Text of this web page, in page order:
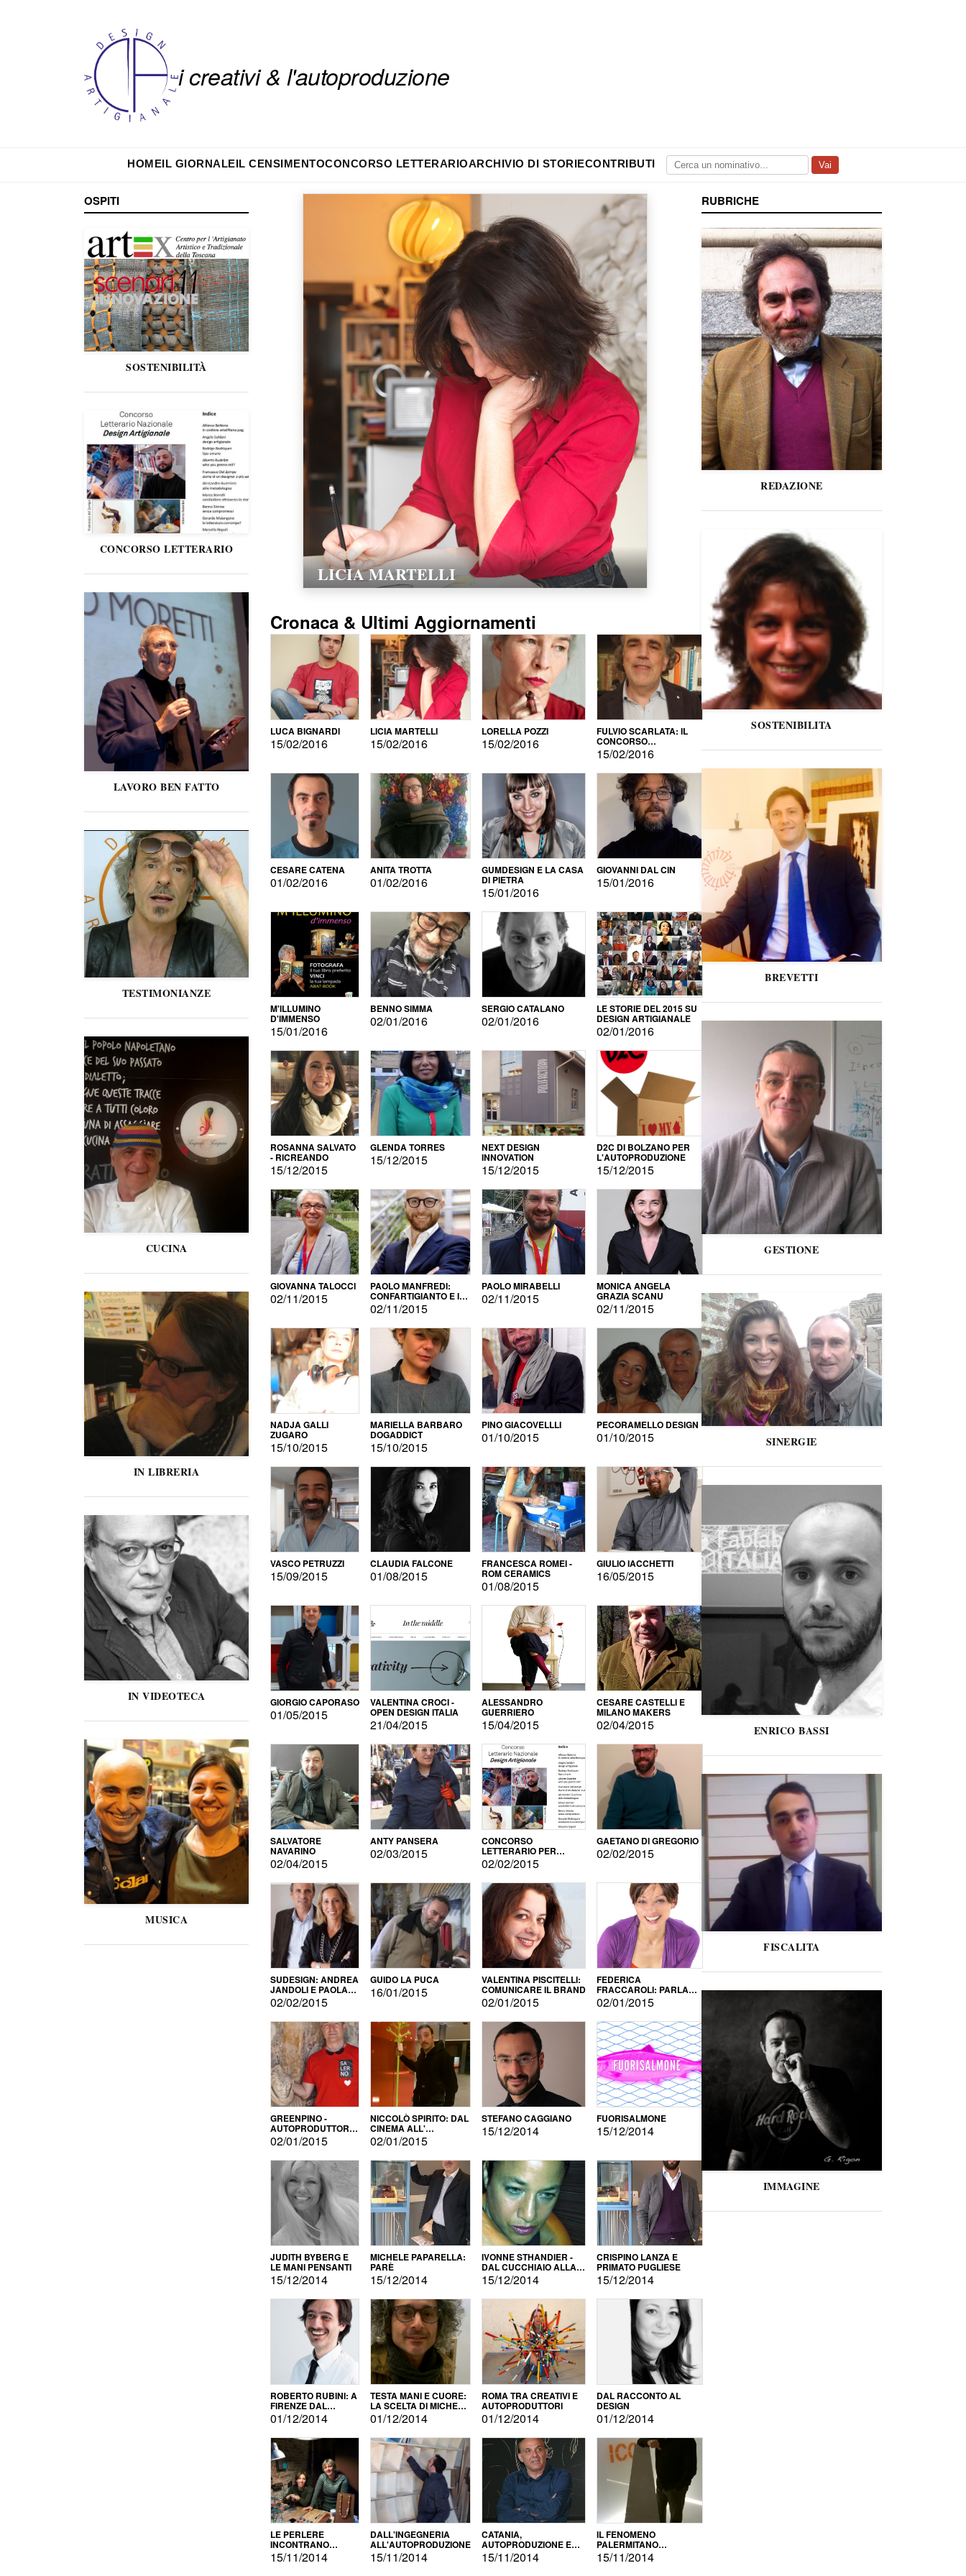
i creativi & l'autoproduzione
HOMEIL GIORNALEIL CENSIMENTOCONCORSO LETTERARIOARCHIVIO DI STORIECONTRIBUTI Vai
OSPITI
SOSTENIBILITÀ
CONCORSO LETTERARIO
LAVORO BEN FATTO
TESTIMONIANZE
CUCINA
IN LIBRERIA
IN VIDEOTECA
MUSICA
LORELLA POZZI
Cronaca & Ultimi Aggiornamenti
LUCA BIGNARDI
15/02/2016
LICIA MARTELLI
15/02/2016
LORELLA POZZI
15/02/2016
FULVIO SCARLATA: IL
CONCORSO
LETTERARIO
15/02/2016
CESARE CATENA
01/02/2016
ANITA TROTTA
01/02/2016
GUMDESIGN E LA CASA
DI PIETRA
15/01/2016
GIOVANNI DAL CIN
15/01/2016
M'ILLUMINO
D'IMMENSO
15/01/2016
BENNO SIMMA
02/01/2016
SERGIO CATALANO
02/01/2016
LE STORIE DEL 2015 SU
DESIGN ARTIGIANALE
02/01/2016
ROSANNA SALVATO
- RICREANDO
15/12/2015
GLENDA TORRES
15/12/2015
NEXT DESIGN
INNOVATION
15/12/2015
D2C DI BOLZANO PER
L'AUTOPRODUZIONE
15/12/2015
GIOVANNA TALOCCI
02/11/2015
PAOLO MANFREDI:
CONFARTIGIANTO E IL
SONDAGGIO
02/11/2015
PAOLO MIRABELLI
02/11/2015
MONICA ANGELA
GRAZIA SCANU
02/11/2015
NADJA GALLI
ZUGARO
15/10/2015
MARIELLA BARBARO
DOGADDICT
15/10/2015
PINO GIACOVELLLI
01/10/2015
PECORAMELLO DESIGN
01/10/2015
VASCO PETRUZZI
15/09/2015
CLAUDIA FALCONE
01/08/2015
FRANCESCA ROMEI -
ROM CERAMICS
01/08/2015
GIULIO IACCHETTI
16/05/2015
GIORGIO CAPORASO
01/05/2015
VALENTINA CROCI -
OPEN DESIGN ITALIA
21/04/2015
ALESSANDRO
GUERRIERO
15/04/2015
CESARE CASTELLI E
MILANO MAKERS
02/04/2015
SALVATORE
NAVARINO
02/04/2015
ANTY PANSERA
02/03/2015
CONCORSO
LETTERARIO PER
DESIGNER
02/02/2015
GAETANO DI GREGORIO
02/02/2015
SUDESIGN: ANDREA
JANDOLI E PAOLA
PISAPIA
02/02/2015
GUIDO LA PUCA
16/01/2015
VALENTINA PISCITELLI:
COMUNICARE IL BRAND
02/01/2015
FEDERICA
FRACCAROLI: PARLARE
LINGUE DIVERSE
02/01/2015
GREENPINO -
AUTOPRODUTTORE
PER AMORE
02/01/2015
NICCOLÒ SPIRITO: DAL
CINEMA ALL'
AUTOPRODUZIONE
02/01/2015
STEFANO CAGGIANO
15/12/2014
FUORISALMONE
15/12/2014
JUDITH BYBERG E
LE MANI PENSANTI
15/12/2014
MICHELE PAPARELLA:
PARÈ
15/12/2014
IVONNE STHANDIER -
DAL CUCCHIAIO ALLA
CITTÀ
15/12/2014
CRISPINO LANZA E
PRIMATO PUGLIESE
15/12/2014
ROBERTO RUBINI: A
FIRENZE DAL
PRODOTTO ALLA
PROMOZIONE
01/12/2014
TESTA MANI E CUORE:
LA SCELTA DI MICHELE
BARBERIO
01/12/2014
ROMA TRA CREATIVI E
AUTOPRODUTTORI
01/12/2014
DAL RACCONTO AL
DESIGN
01/12/2014
LE PERLERE
INCONTRANO
L'AUTOPRODUZIONE
15/11/2014
DALL'INGEGNERIA
ALL'AUTOPRODUZIONE
15/11/2014
CATANIA,
AUTOPRODUZIONE E
COMMERCIALIZZAZIONE
15/11/2014
IL FENOMENO
PALERMITANO
DELL'AUTOPRODUZIONE
15/11/2014
RUBRICHE
REDAZIONE
SOSTENIBILITA
BREVETTI
GESTIONE
SINERGIE
ENRICO BASSI
FISCALITA
IMMAGINE